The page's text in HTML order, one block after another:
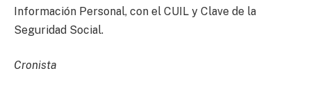
Información Personal, con el CUIL y Clave de la
Seguridad Social.
Cronista